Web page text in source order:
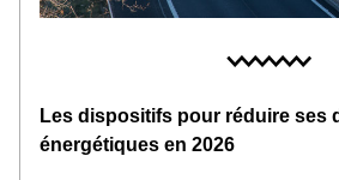
Les dispositifs pour réduire ses
énergétiques en 2026